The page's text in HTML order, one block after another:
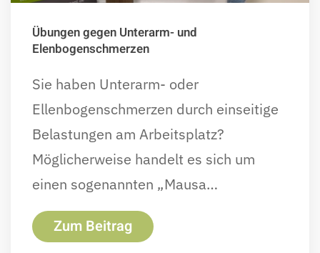
Übungen gegen Unterarm- und
Elenbogenschmerzen
Sie haben Unterarm- oder
Ellenbogenschmerzen durch einseitige
Belastungen am Arbeitsplatz?
Möglicherweise handelt es sich um
einen sogenannten „Mausa…
Zum Beitrag